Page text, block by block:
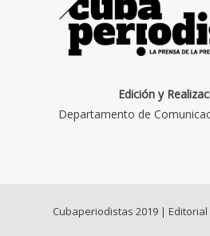
Edición y
Departamento de
Cubaperiodistas 2019 | Editorial